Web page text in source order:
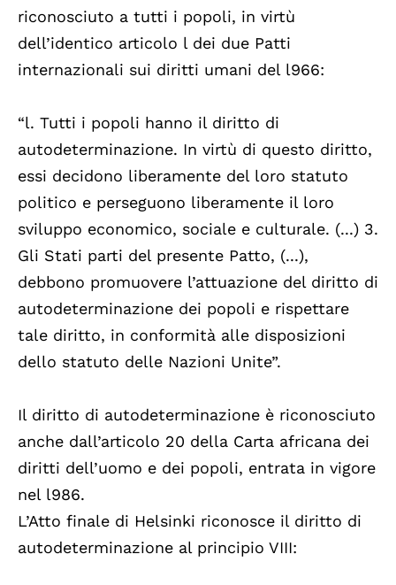
riconosciuto a tutti i popoli, in virtù
dell’identico articolo l dei due Patti
internazionali sui diritti umani del l966:
“l. Tutti i popoli hanno il diritto di
autodeterminazione. In virtù di questo diritto,
essi decidono liberamente del loro statuto
politico e perseguono liberamente il loro
sviluppo economico, sociale e culturale. (...) 3.
Gli Stati parti del presente Patto, (...),
debbono promuovere l’attuazione del diritto di
autodeterminazione dei popoli e rispettare
tale diritto, in conformità alle disposizioni
dello statuto delle Nazioni Unite”.
Il diritto di autodeterminazione è riconosciuto
anche dall’articolo 20 della Carta africana dei
diritti dell’uomo e dei popoli, entrata in vigore
nel l986.
L’Atto finale di Helsinki riconosce il diritto di
autodeterminazione al principio VIII: